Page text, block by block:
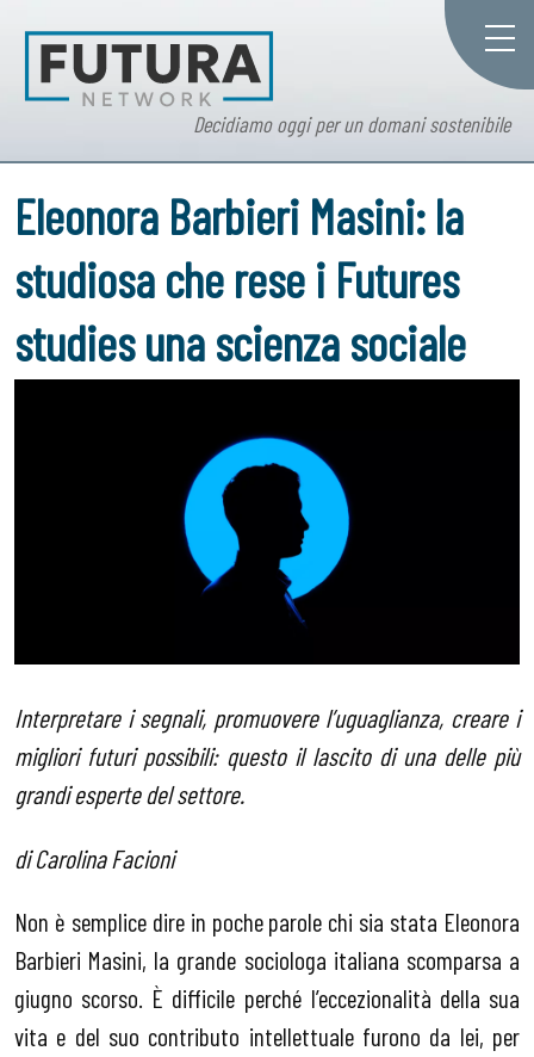
Decidiamo oggi per un domani sostenibile
Eleonora Barbieri Masini: la
studiosa che rese i Futures
studies una scienza sociale
Interpretare i segnali, promuovere l’uguaglianza, creare i
migliori futuri possibili: questo il lascito di una delle più
grandi esperte del settore.
di Carolina Facioni
Non è semplice dire in poche parole chi sia stata Eleonora
Barbieri Masini, la grande sociologa italiana scomparsa a
giugno scorso. È difficile perché l’eccezionalità della sua
vita e del suo contributo intellettuale furono da lei, per